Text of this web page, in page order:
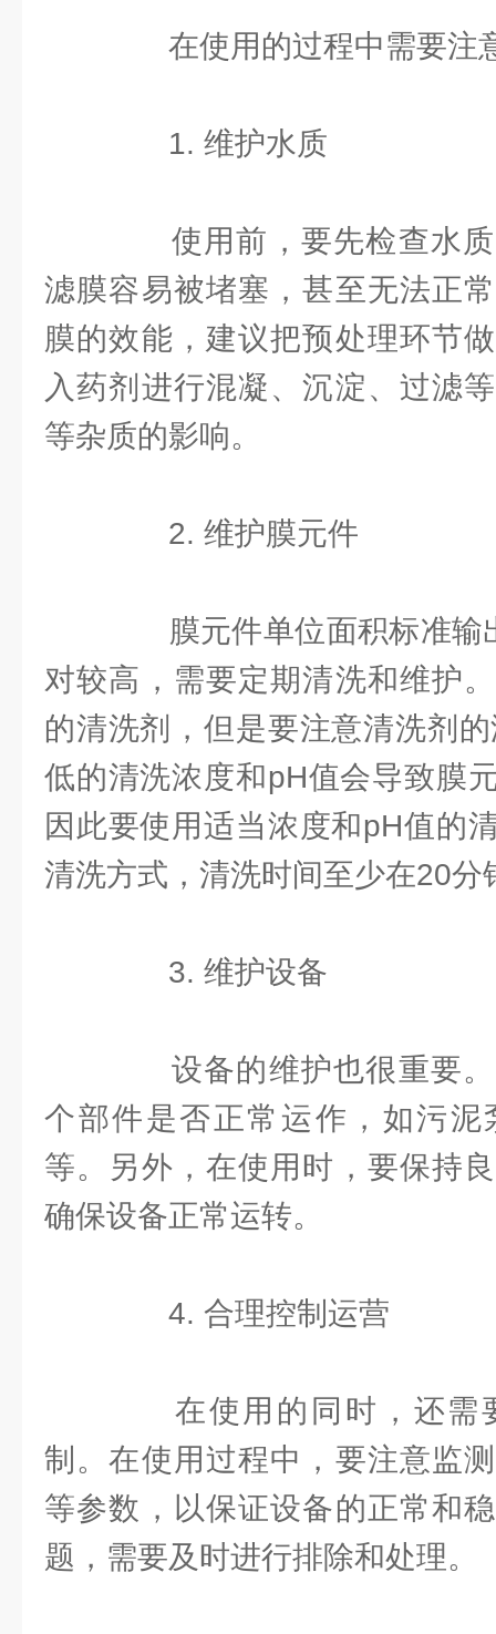
在使用的过程中需要注
1. 维护水质
使用前，要先检查水质
滤膜容易被堵塞，甚至无法正
膜的效能，建议把预处理环节
入药剂进行混凝、沉淀、过滤
等杂质的影响。
2. 维护膜元件
膜元件单位面积标准输
对较高，需要定期清洗和维护
的清洗剂，但是要注意清洗剂
低的清洗浓度和pH值会导致膜
因此要使用适当浓度和pH值的
清洗方式，清洗时间至少在20分
3. 维护设备
设备的维护也很重要。
个部件是否正常运作，如污泥
等。另外，在使用时，要保持
确保设备正常运转。
4. 合理控制运营
在使用的同时，还需
制。在使用过程中，要注意监
等参数，以保证设备的正常和
题，需要及时进行排除和处理。